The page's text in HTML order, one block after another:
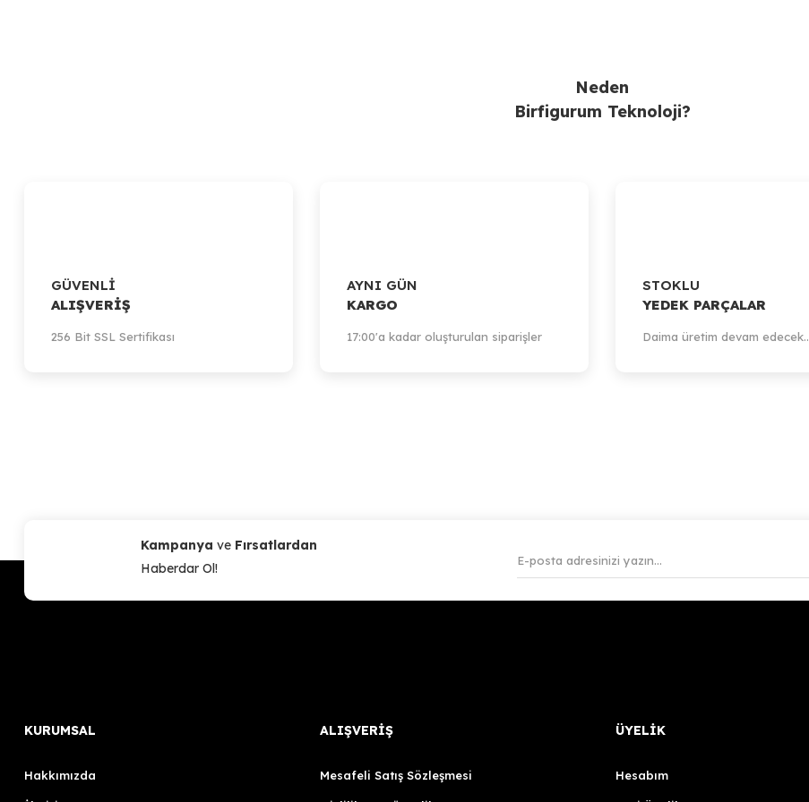
Neden
Birfigurum Teknoloji?
GÜVENLİ
ALIŞVERİŞ
256 Bit SSL Sertifikası
AYNI GÜN
KARGO
17:00'a kadar oluşturulan siparişler
STOKLU
YEDEK PARÇALAR
Daima üretim devam edecek..
Kampanya ve Fırsatlardan
Haberdar Ol!
KURUMSAL
Hakkımızda
ALIŞVERİŞ
Mesafeli Satış Sözleşmesi
ÜYELİK
Hesabım